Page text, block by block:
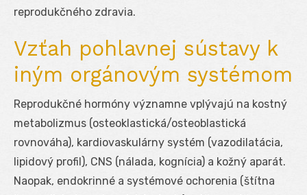
reprodukčného zdravia.
Vzťah pohlavnej sústavy k
iným orgánovým systémom
Reprodukčné hormóny významne vplývajú na kostný
metabolizmus (osteoklastická/osteoblastická
rovnováha), kardiovaskulárny systém (vazodilatácia,
lipidový profil), CNS (nálada, kognícia) a kožný aparát.
Naopak, endokrinné a systémové ochorenia (štítna